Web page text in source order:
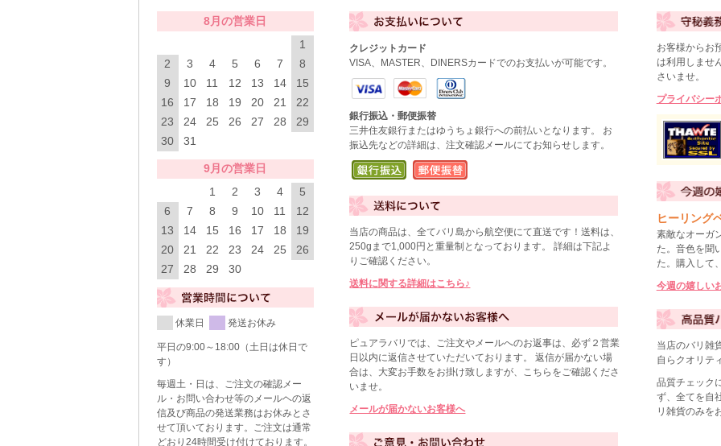
8月の営業日
1
2
3 4 5 6 7
8
9
10 11 12 13 14
15
16
17 18 19 20 21
22
23
24 25 26 27 28
29
30
31
9月の営業日
1
2 3 4
5
6
7 8 9 10 11
12
13
14 15 16 17 18
19
20
21 22 23 24 25
26
27
28 29 30
休業日 発送お休み
平日の9:00～18:00（土日は休日で
す）
毎週土・日は、ご注文の確認メー
ル・お問い合わせ等のメールヘの返
信及び商品の発送業務はお休みとさ
せて頂いております。ご注文は通常
どおり24時間受け付けております。
クレジットカード
VISA、MASTER、DINERSカードでのお支払いが可能です。
銀行振込・郵便振替
三井住友銀行またはゆうちょ銀行への前払いとなります。 お
振込先などの詳細は、注文確認メールにてお知らせします。
当店の商品は、全てバリ島から航空便にて直送です！送料は、
250gまで1,000円と重量制となっております。 詳細は下記よ
りご確認ください。
送料に関する詳細はこちら♪
ピュアラバリでは、ご注文やメールへのお返事は、必ず２営業
日以内に返信させていただいております。 返信が届かない場
合は、大変お手数をお掛け致しますが、こちらをご確認くださ
いませ。
メールが届かないお客様へ
お客様からお
は利用しませ
さいませ。
プライバシー
ヒーリング
素敵なオーガ
た。音色を聞
た。購入して
今週の嬉しい
当店のバリ雑
自らクオリテ
品質チェック
ず、全てを自
リ雑貨のみを